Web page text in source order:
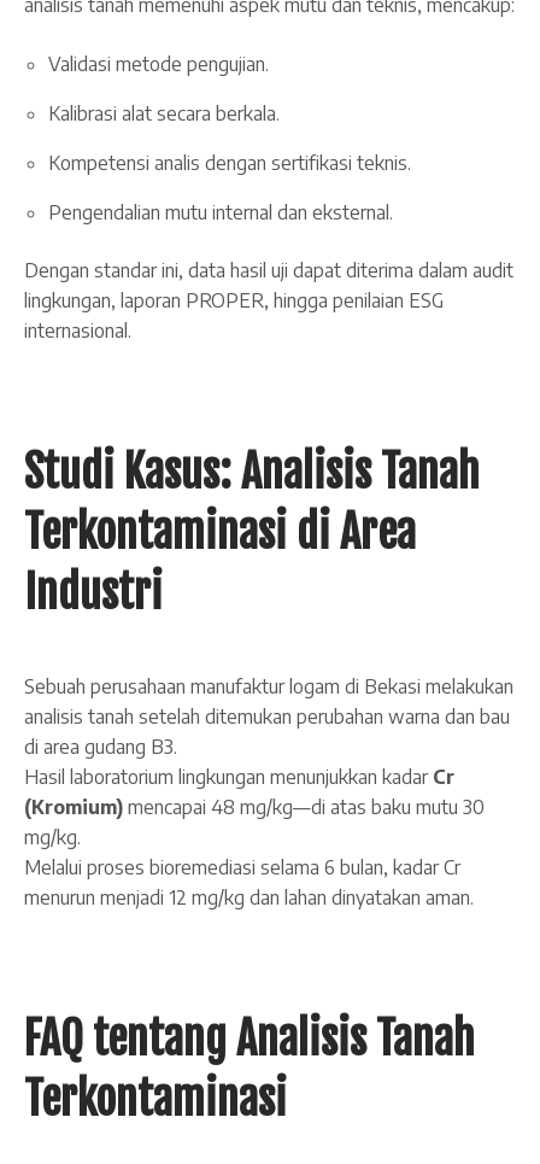
Validasi metode pengujian.
Kalibrasi alat secara berkala.
Kompetensi analis dengan sertifikasi teknis.
Pengendalian mutu internal dan eksternal.
Dengan standar ini, data hasil uji dapat diterima dalam audit
lingkungan, laporan PROPER, hingga penilaian ESG
internasional.
Studi Kasus: Analisis Tanah
Terkontaminasi di Area
Industri
Sebuah perusahaan manufaktur logam di Bekasi melakukan
analisis tanah setelah ditemukan perubahan warna dan bau
di area gudang B3.
Hasil laboratorium lingkungan menunjukkan kadar Cr
(Kromium) mencapai 48 mg/kg—di atas baku mutu 30
mg/kg.
Melalui proses bioremediasi selama 6 bulan, kadar Cr
menurun menjadi 12 mg/kg dan lahan dinyatakan aman.
FAQ tentang Analisis Tanah
Terkontaminasi